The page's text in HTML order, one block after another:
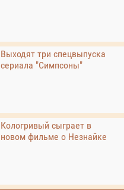
Выходят три спецвыпуска
сериала "Симпсоны"
Кологривый сыграет в
новом фильме о Незнайке